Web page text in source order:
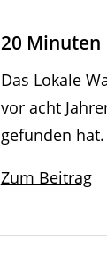
20 Minuten
Das Lokale
vor acht
gefunden hat.
Zum Beitrag